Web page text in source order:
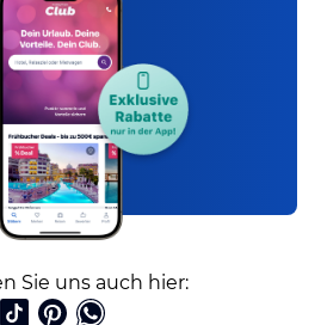
Sie uns auch hier: